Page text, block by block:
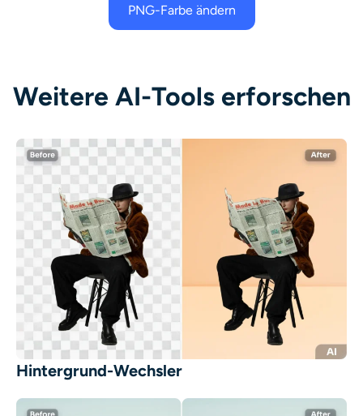
PNG-Farbe ändern
Weitere AI-Tools erforschen
Hintergrund-Wechsler